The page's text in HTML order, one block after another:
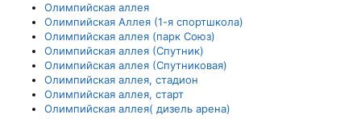
Олимпийская аллея
Олимпийская Аллея (1-я спортшкола)
Олимпийская аллея (парк Союз)
Олимпийская аллея (Спутник)
Олимпийская аллея (Спутниковая)
Олимпийская аллея, стадион
Олимпийская аллея, старт
Олимпийская аллея( дизель арена)